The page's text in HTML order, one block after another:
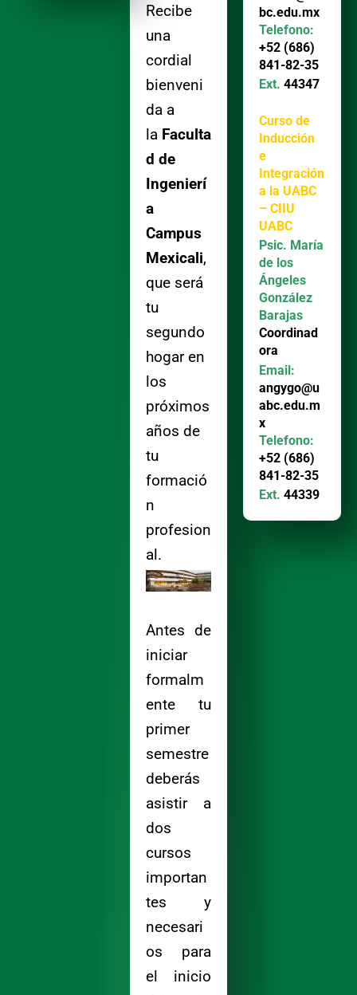
Recibe
una
cordial
bienveni
da a
laFaculta
d de
Ingenierí
a
Campus
Mexicali,
que será
tu
segundo
hogar en
los
próximos
años de
tu
formació
n
profesion
al.
Antes de
iniciar
formalm
ente tu
primer
semestre
deberás
asistir a
dos
cursos
importan
tes y
necesari
os para
el inicio
bc.edu.mx
Telefono:
+52 (686)
841-82-35
Ext. 44347
Curso de
Inducción
e
Integración
a la UABC
– CIIU
UABC
Psic. María
de los
Ángeles
González
Barajas
Coordinad
ora
Email:
angygo@u
abc.edu.m
x
Telefono:
+52 (686)
841-82-35
Ext. 44339